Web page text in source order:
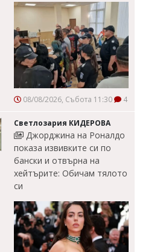
08/08/2026, Събота 11:30 4
Светлозария КИДЕРОВА
Джорджина на Роналдо
показа извивките си по
бански и отвърна на
хейтърите: Обичам тялото
си